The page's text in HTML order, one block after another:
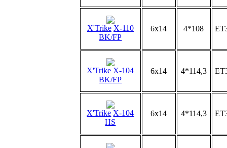
X'Trike X-110
BK/FP
6x14 4*108
X'Trike X-104
BK/FP
6x14 4*114,3
X'Trike X-104
HS
6x14 4*114,3